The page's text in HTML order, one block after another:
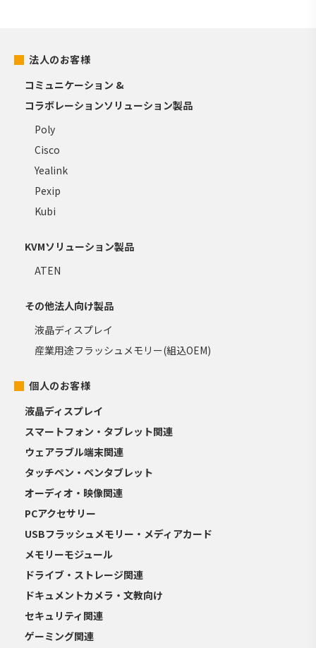
法人のお客様
コミュニケーション &
コラボレーションソリューション製品
Poly
Cisco
Yealink
Pexip
Kubi
KVMソリューション製品
ATEN
その他法人向け製品
液晶ディスプレイ
産業用途フラッシュメモリー(組込OEM)
個人のお客様
液晶ディスプレイ
スマートフォン・タブレット関連
ウェアラブル端末関連
タッチペン・ペンタブレット
オーディオ・映像関連
PCアクセサリー
USBフラッシュメモリー・メディアカード
メモリーモジュール
ドライブ・ストレージ関連
ドキュメントカメラ・文教向け
セキュリティ関連
ゲーミング関連